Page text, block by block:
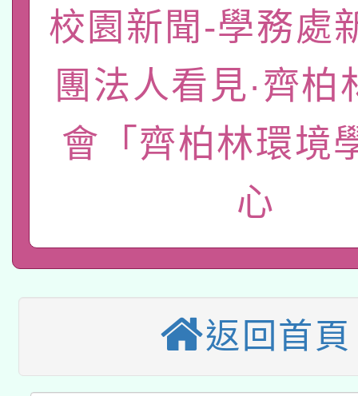
國立臺灣師範大學辦理
年度健康促進學校輔導
業成長研習」實施計畫
函轉國家教育研究院中
原住民族教育政策研討
族教育國際趨勢與發展
新北市政府教育局辦理
師專業成長研習實施計
方素養工作坊新北場」
函轉國立臺灣師範大學
族語言臺北學習中心
「族語學習班」招生簡
轉知有關國立成功大學
文教學共融平台-教案
年度COVID-19疫苗接
接種對象擴大為「滿6
接種之民眾」措施，
月28日止
轉知經濟部水利署委託
業技術研究院辦理「
用水績優單位及節水達
115年8月22日(星期六
桃園市孔廟祈福系列
開 智慧啟航」
2026年桃園地景藝術
「2026桃園藝術巡演
關事宜
轉知教育部國民及學前
校園新聞-學務處
團法人看見·齊柏
會「齊柏林環境
心
返回首頁